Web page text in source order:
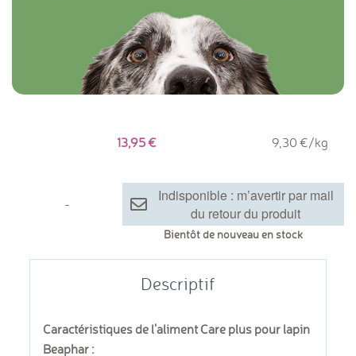
13,95 9,30 €/kg
-
Indisponible : m’avertir par mail
du retour du produit
Bientôt de nouveau en stock
Descriptif
Caractéristiques de l'aliment Care plus pour lapin
Beaphar :